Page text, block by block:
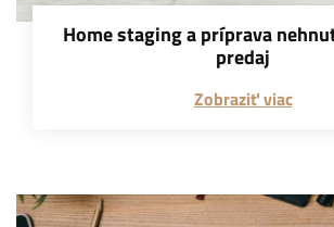
Home staging a príprava
predaj
Zobraziť viac